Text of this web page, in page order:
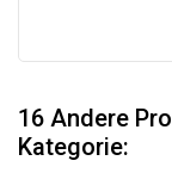
16 Andere
Kategorie: